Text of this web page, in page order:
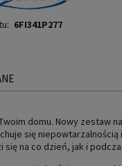
6FI341P277
KOSZTÓW
domu. Nowy zestaw
się niepowtarzalnością
się na co dzień, jak i